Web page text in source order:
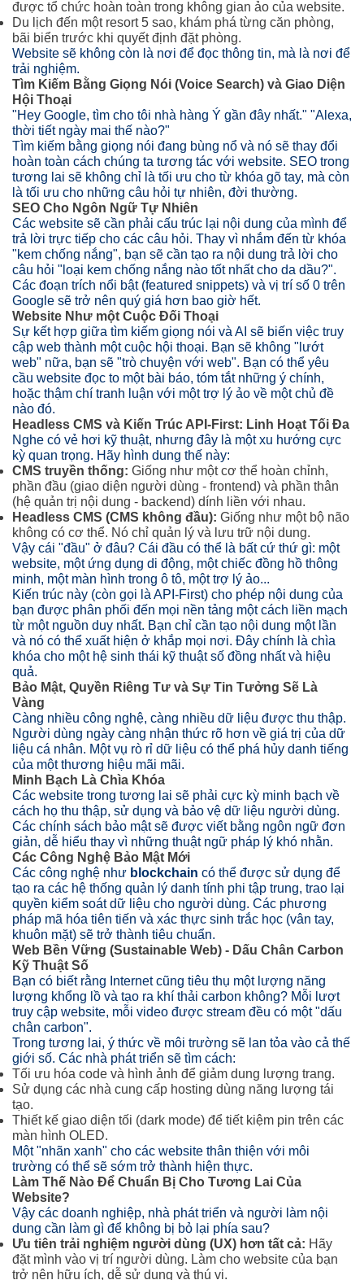
được tổ chức hoàn toàn trong không gian ảo của website.
Du lịch đến một resort 5 sao, khám phá từng căn phòng,
bãi biển trước khi quyết định đặt phòng.
Website sẽ không còn là nơi để đọc thông tin, mà là nơi để
trải nghiệm.
Tìm Kiếm Bằng Giọng Nói (Voice Search) và Giao Diện
Hội Thoại
"Hey Google, tìm cho tôi nhà hàng Ý gần đây nhất." "Alexa,
thời tiết ngày mai thế nào?"
Tìm kiếm bằng giọng nói đang bùng nổ và nó sẽ thay đổi
hoàn toàn cách chúng ta tương tác với website. SEO trong
tương lai sẽ không chỉ là tối ưu cho từ khóa gõ tay, mà còn
là tối ưu cho những câu hỏi tự nhiên, đời thường.
SEO Cho Ngôn Ngữ Tự Nhiên
Các website sẽ cần phải cấu trúc lại nội dung của mình để
trả lời trực tiếp cho các câu hỏi. Thay vì nhắm đến từ khóa
"kem chống nắng", bạn sẽ cần tạo ra nội dung trả lời cho
câu hỏi "loại kem chống nắng nào tốt nhất cho da dầu?".
Các đoạn trích nổi bật (featured snippets) và vị trí số 0 trên
Google sẽ trở nên quý giá hơn bao giờ hết.
Website Như một Cuộc Đối Thoại
Sự kết hợp giữa tìm kiếm giọng nói và AI sẽ biến việc truy
cập web thành một cuộc hội thoại. Bạn sẽ không "lướt
web" nữa, bạn sẽ "trò chuyện với web". Bạn có thể yêu
cầu website đọc to một bài báo, tóm tắt những ý chính,
hoặc thậm chí tranh luận với một trợ lý ảo về một chủ đề
nào đó.
Headless CMS và Kiến Trúc API-First: Linh Hoạt Tối Đa
Nghe có vẻ hơi kỹ thuật, nhưng đây là một xu hướng cực
kỳ quan trọng. Hãy hình dung thế này:
CMS truyền thống: Giống như một cơ thể hoàn chỉnh,
phần đầu (giao diện người dùng - frontend) và phần thân
(hệ quản trị nội dung - backend) dính liền với nhau.
Headless CMS (CMS không đầu): Giống như một bộ não
không có cơ thể. Nó chỉ quản lý và lưu trữ nội dung.
Vậy cái "đầu" ở đâu? Cái đầu có thể là bất cứ thứ gì: một
website, một ứng dụng di động, một chiếc đồng hồ thông
minh, một màn hình trong ô tô, một trợ lý ảo...
Kiến trúc này (còn gọi là API-First) cho phép nội dung của
bạn được phân phối đến mọi nền tảng một cách liền mạch
từ một nguồn duy nhất. Bạn chỉ cần tạo nội dung một lần
và nó có thể xuất hiện ở khắp mọi nơi. Đây chính là chìa
khóa cho một hệ sinh thái kỹ thuật số đồng nhất và hiệu
quả.
Bảo Mật, Quyền Riêng Tư và Sự Tin Tưởng Sẽ Là
Vàng
Càng nhiều công nghệ, càng nhiều dữ liệu được thu thập.
Người dùng ngày càng nhận thức rõ hơn về giá trị của dữ
liệu cá nhân. Một vụ rò rỉ dữ liệu có thể phá hủy danh tiếng
của một thương hiệu mãi mãi.
Minh Bạch Là Chìa Khóa
Các website trong tương lai sẽ phải cực kỳ minh bạch về
cách họ thu thập, sử dụng và bảo vệ dữ liệu người dùng.
Các chính sách bảo mật sẽ được viết bằng ngôn ngữ đơn
giản, dễ hiểu thay vì những thuật ngữ pháp lý khó nhằn.
Các Công Nghệ Bảo Mật Mới
Các công nghệ như blockchain có thể được sử dụng để
tạo ra các hệ thống quản lý danh tính phi tập trung, trao lại
quyền kiểm soát dữ liệu cho người dùng. Các phương
pháp mã hóa tiên tiến và xác thực sinh trắc học (vân tay,
khuôn mặt) sẽ trở thành tiêu chuẩn.
Web Bền Vững (Sustainable Web) - Dấu Chân Carbon
Kỹ Thuật Số
Bạn có biết rằng Internet cũng tiêu thụ một lượng năng
lượng khổng lồ và tạo ra khí thải carbon không? Mỗi lượt
truy cập website, mỗi video được stream đều có một "dấu
chân carbon".
Trong tương lai, ý thức về môi trường sẽ lan tỏa vào cả thế
giới số. Các nhà phát triển sẽ tìm cách:
Tối ưu hóa code và hình ảnh để giảm dung lượng trang.
Sử dụng các nhà cung cấp hosting dùng năng lượng tái
tạo.
Thiết kế giao diện tối (dark mode) để tiết kiệm pin trên các
màn hình OLED.
Một "nhãn xanh" cho các website thân thiện với môi
trường có thể sẽ sớm trở thành hiện thực.
Làm Thế Nào Để Chuẩn Bị Cho Tương Lai Của
Website?
Vậy các doanh nghiệp, nhà phát triển và người làm nội
dung cần làm gì để không bị bỏ lại phía sau?
Ưu tiên trải nghiệm người dùng (UX) hơn tất cả: Hãy
đặt mình vào vị trí người dùng. Làm cho website của bạn
trở nên hữu ích, dễ sử dụng và thú vị.